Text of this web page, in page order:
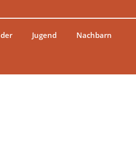
Jugend Nachbarn